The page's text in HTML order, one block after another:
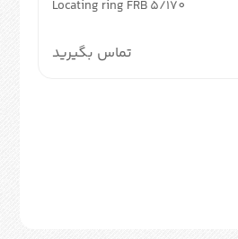
Locating ring FRB 5/170
تماس بگیرید